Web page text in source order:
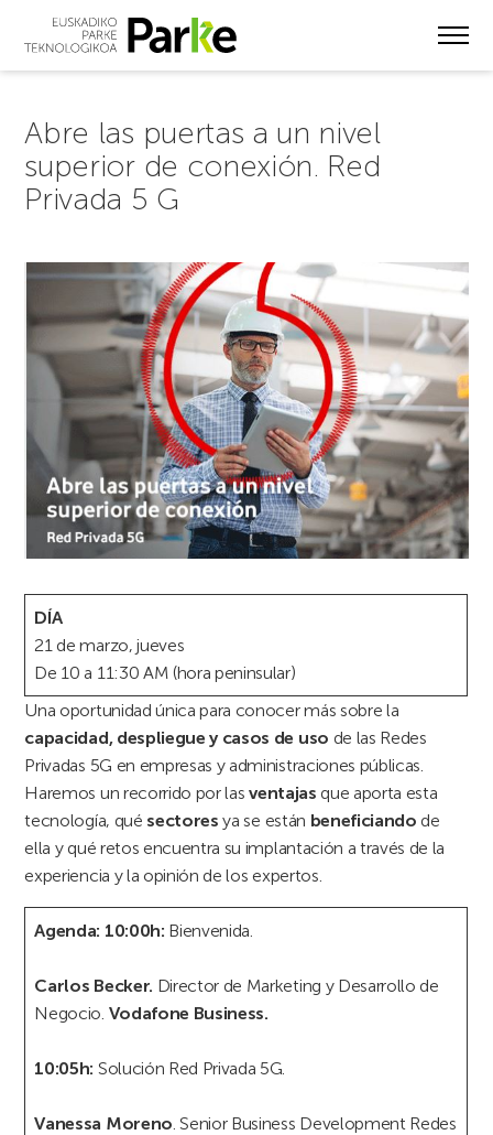
Abre las puertas a un nivel
superior de conexión. Red
Privada 5 G
DÍA
21 de marzo, jueves
De 10 a 11:30 AM (hora peninsular)
Una oportunidad única para conocer más sobre la
capacidad, despliegue y casos de uso de las Redes
Privadas 5G en empresas y administraciones públicas.
Haremos un recorrido por lasventajas que aporta esta
tecnología, qué sectores ya se están beneficiando de
ella y qué retos encuentra su implantación a través de la
experiencia y la opinión de los expertos.
Agenda: 10:00h: Bienvenida.
Carlos Becker. Director de Marketing y Desarrollo de
Negocio. Vodafone Business.
10:05h: Solución Red Privada 5G.
Vanessa Moreno . Senior Business Development Redes